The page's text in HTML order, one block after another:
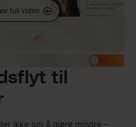
full video
til
ikke om å gjøre mindre –